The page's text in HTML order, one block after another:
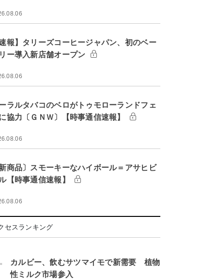
速報】タリーズコーヒージャパン、初のベー
ー導入新店舗オープン
ラルタバコのベロがトゥモローランドフェ
協力〔ＧＮＷ〕【時事通信速報】
新商品〕スモーキーなハイボール＝アサヒビ
【時事通信速報】
セスランキング
カルビー、飲むサツマイモで新需要 植物
性ミルク市場参入